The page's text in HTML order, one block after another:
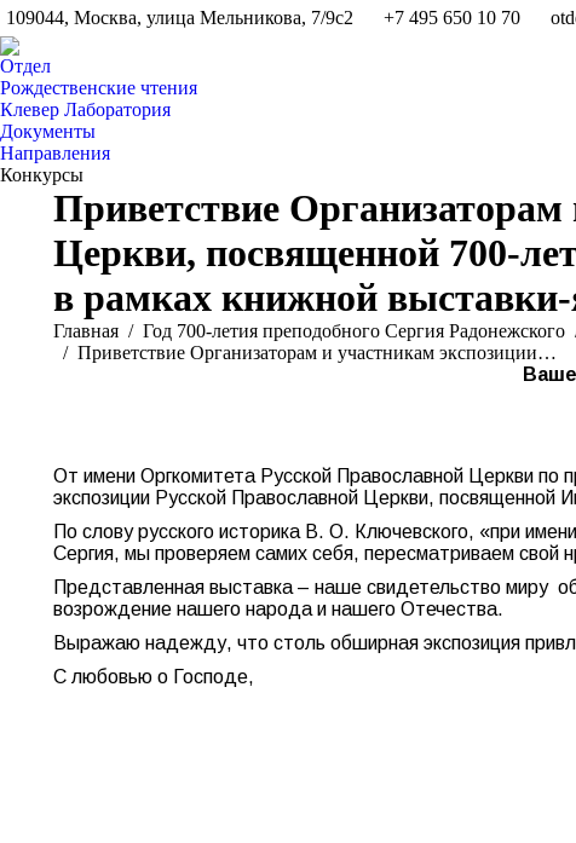
109044, Москва, улица Мельникова, 7/9с2 +7 495 650 10 70
Отдел
Рождественские чтения
Клевер Лаборатория
Документы
Направления
Конкурсы
Приветствие
Церкви, посвященной 700-
в рамках книжной
Вы здесь:
Главная Год 700-летия преподобного Сергия Радонежского
Приветствие Организаторам и участникам экспозиции…
От имени Оргкомитета Русской Православной Церкви по
экспозиции Русской Православной Церкви, посвященной
По слову русского историка В. О. Ключевского, «при
Сергия, мы проверяем самих себя, пересматриваем свой
Представленная выставка – наше свидетельство миру
возрождение нашего народа и нашего Отечества.
Выражаю надежду, что столь обширная экспозиция
С любовью о Господе,